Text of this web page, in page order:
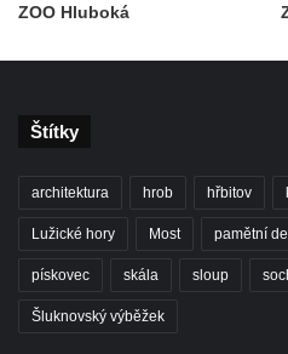
Socha Dívka s mušlí v ZOO
Leipzig
Socha Iásón v ZOO Leipzig
Socha Mladý slon v ZOO Leipzig
ZOO Hluboká
Štítky
architektura hrob hřbitov
Lužické hory Most pamětní
pískovec skála sloup
Šluknovský výběžek